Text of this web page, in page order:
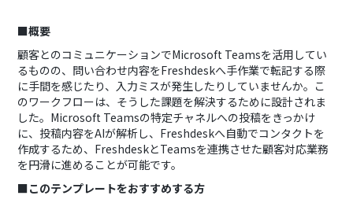
■概要
顧客とのコミュニケーションでMicrosoft Teamsを活用してい
るものの、問い合わせ内容をFreshdeskへ手作業で転記する際
に手間を感じたり、入力ミスが発生したりしていませんか。こ
のワークフローは、そうした課題を解決するために設計されま
した。Microsoft Teamsの特定チャネルへの投稿をきっかけ
に、投稿内容をAIが解析し、Freshdeskへ自動でコンタクトを
作成するため、FreshdeskとTeamsを連携させた顧客対応業務
を円滑に進めることが可能です。
■このテンプレートをおすすめする方